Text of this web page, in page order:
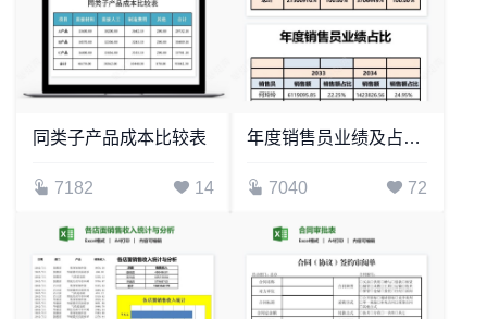
同类子产品成本比较表
7182 14
年度销售员业绩及占比分析
7040 72